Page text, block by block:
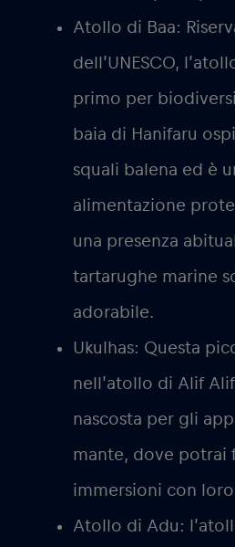
Atollo di Baa:
dell’UNESCO,
primo per
baia di Hanifaru
squali balena ed è
alimentazione
una presenza
tartarughe marine
adorabile.
Ukulhas: Questa
nell’atollo di Alif
nascosta per gli
mante, dove potrai
immersioni con
Atollo di Adu: